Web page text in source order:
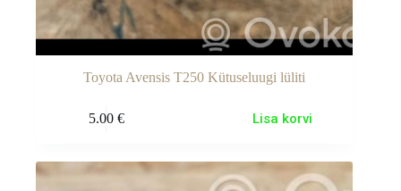
Toyota Avensis T250 Kütuseluugi lüliti
5.00 € Lisa korvi